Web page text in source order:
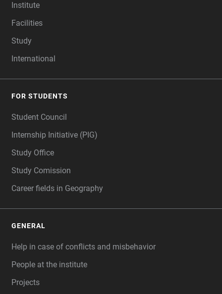
Institute
Facilities
Study
International
FOR STUDENTS
Student Council
Internship Initiative (PIG)
Study Office
Study Comission
Career fields in Geography
GENERAL
Help in case of conflicts and misbehavior
People at the institute
Projects